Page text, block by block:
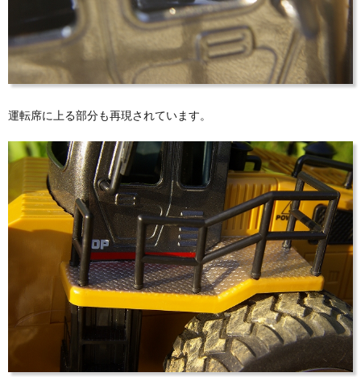
運転席に上る部分も再現されています。